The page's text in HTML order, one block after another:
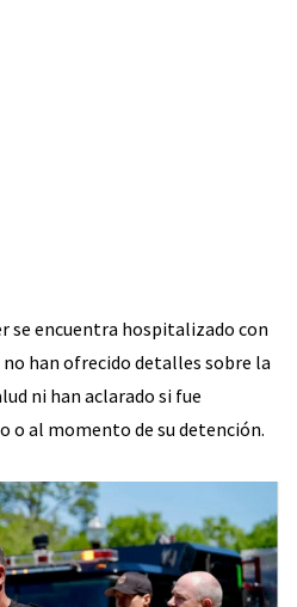
se encuentra hospitalizado con
han ofrecido detalles sobre la
ni han aclarado si fue
o al momento de su detención.